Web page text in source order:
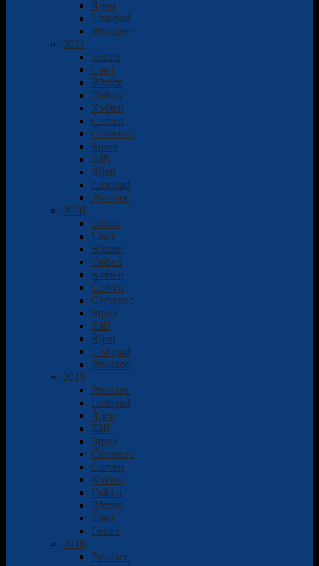
Říjen
Listopad
Prosinec
2021
Leden
Únor
Březen
Duben
Květen
Červen
Červenec
Srpen
Září
Říjen
Listopad
Prosinec
2020
Leden
Únor
Březen
Duben
Květen
Červen
Červenec
Srpen
Září
Říjen
Listopad
Prosinec
2019
Prosinec
Listopad
Říjen
Září
Srpen
Červenec
Červen
Květen
Duben
Březen
Únor
Leden
2018
Prosinec